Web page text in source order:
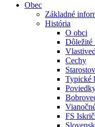
Obec
Základné
História
O obci
Dôležité
Cechy
Typické
FS